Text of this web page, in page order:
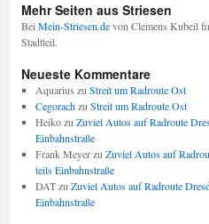
Mehr Seiten aus Striesen
BeiMein-Striesen.devon Clemens Kubeil
Stadtteil.
Neueste Kommentare
Aquarius zuStreit um Radroute Ost
CegorachzuStreit um Radroute Ost
HeikozuZuviel Autos auf Radroute
Einbahnstraße
Frank MeyerzuZuviel Autos auf
teils Einbahnstraße
DATzuZuviel Autos auf Radroute
Einbahnstraße